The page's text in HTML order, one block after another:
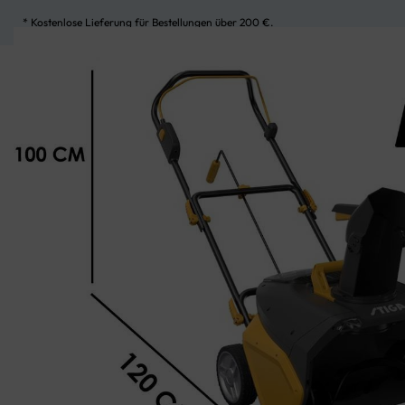
* Kostenlose Lieferung für Bestellungen über 200 €.
MEIN KONTO